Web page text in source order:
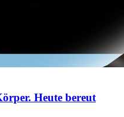
Heute bereut